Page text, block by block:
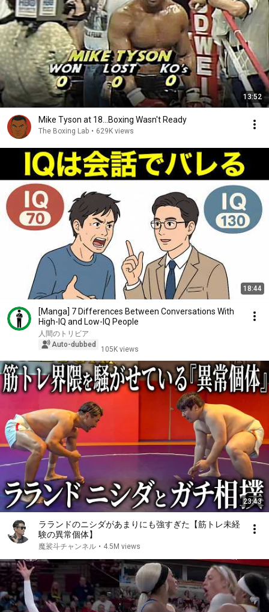
13:52
Mike Tyson at 18...Boxing Wasn't Ready
The Boxing Lab • 629K views
18:44
[Manga] 7 Differences Between Conversations With
High-IQ and Low-IQ People
人間のトリビア
Auto-dubbed
105K views
23:43
ラランドのニシダがあまりにも強すぎた【筋トレ未経
験の異常個体】
魔裟斗チャンネル • 4.5M views